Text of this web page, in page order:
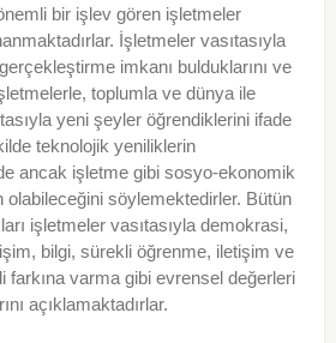
bir işlev gören işletmeler
İşletmeler vasıtasıyla
imkanı bulduklarını ve
toplumla ve dünya ile
yeni şeyler öğrendiklerini ifade
teknolojik yeniliklerin
ancak işletme gibi sosyo-ekonomik
olabileceğini söylemektedirler. Bütün
işletmeler vasıtasıyla demokrasi,
bilgi, sürekli öğrenme, iletişim ve
farkına varma gibi evrensel değerleri
açıklamaktadırlar.